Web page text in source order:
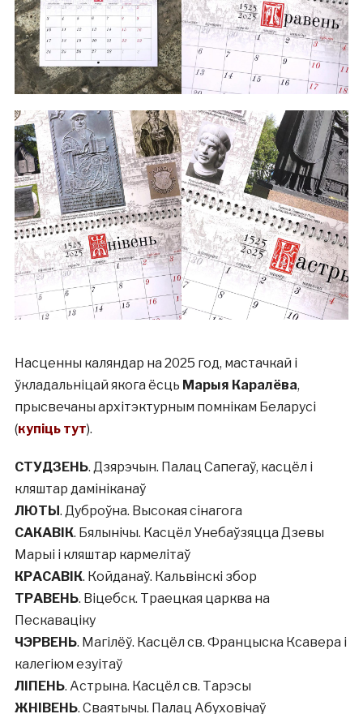
Насценны каляндар на 2025 год, мастачкай і
ўкладальніцай якога ёсць Марыя Каралёва,
прысвечаны архітэктурным помнікам Беларусі
(купіць тут).
СТУДЗЕНЬ. Дзярэчын. Палац Сапегаў, касцёл і
кляштар дамініканаў
ЛЮТЫ. Дуброўна. Высокая сінагога
САКАВІК. Бялынічы. Касцёл Унебаўзяцца Дзевы
Марыі і кляштар кармелітаў
КРАСАВІК. Койданаў. Кальвінскі збор
ТРАВЕНЬ. Віцебск. Траецкая царква на
Пескаваціку
ЧЭРВЕНЬ. Магілёў. Касцёл св. Францыска Ксавера і
калегіюм езуітаў
ЛІПЕНЬ. Астрына. Касцёл св. Тарэсы
ЖНІВЕНЬ. Сваятычы. Палац Абуховічаў